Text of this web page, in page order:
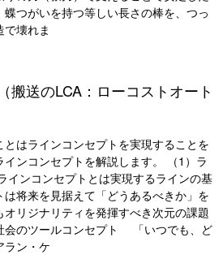
つがいを持つ等しい長さの棒を、つっ
壊れま
搬送のLCA：ローコストオート
はラインコンセプトを実現することを
ンコンセプトを解説します。 （1）ラ
ンコンセプトとは実現するラインの基
将来を見据えて「どうあるべきか」を
リジナリティを発揮すべき次元の課題
会のツールコンセプト 「いつでも、ど
ラン・ケ